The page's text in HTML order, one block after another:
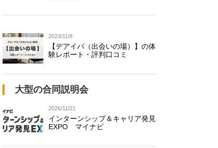
2023/11/8
【デアイバ（出会いの場）】の体
験レポート・評判口コミ
大型の合同説明会
2026/11/21
インターンシップ＆キャリア発見
EXPO マイナビ